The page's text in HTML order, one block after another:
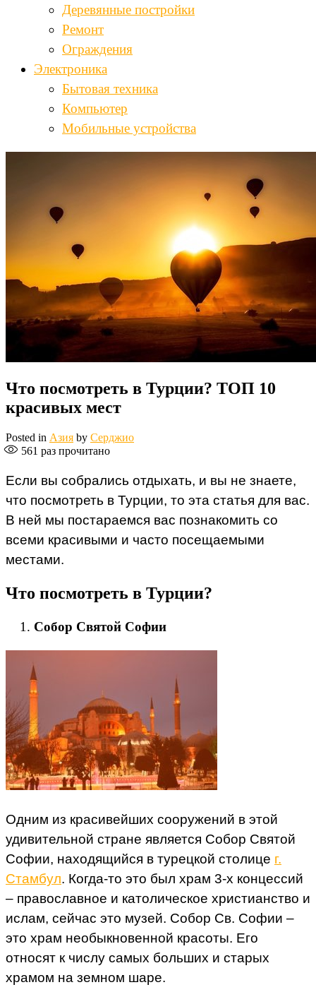
Деревянные постройки
Ремонт
Ограждения
Электроника
Бытовая техника
Компьютер
Мобильные устройства
Что посмотреть в Турции? ТОП 10
красивых мест
Posted in Азия by Серджио
561 раз прочитано
Если вы собрались отдыхать, и вы не знаете,
что посмотреть в Турции, то эта статья для вас.
В ней мы постараемся вас познакомить со
всеми красивыми и часто посещаемыми
местами.
Что посмотреть в Турции?
Собор Святой Софии
Одним из красивейших сооружений в этой
удивительной стране является Собор Святой
Софии, находящийся в турецкой столице г.
Стамбул. Когда-то это был храм 3-х концессий
– православное и католическое христианство и
ислам, сейчас это музей. Собор Св. Софии –
это храм необыкновенной красоты. Его
относят к числу самых больших и старых
храмом на земном шаре.